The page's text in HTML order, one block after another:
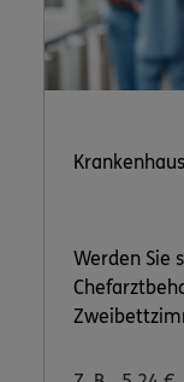
Werden Sie